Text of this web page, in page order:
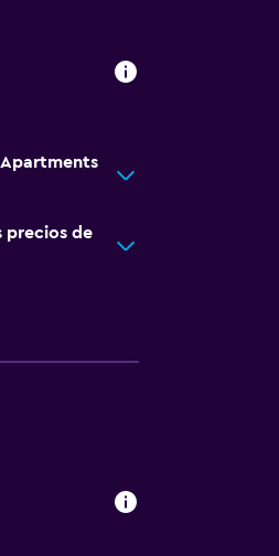
Apartments
precios de